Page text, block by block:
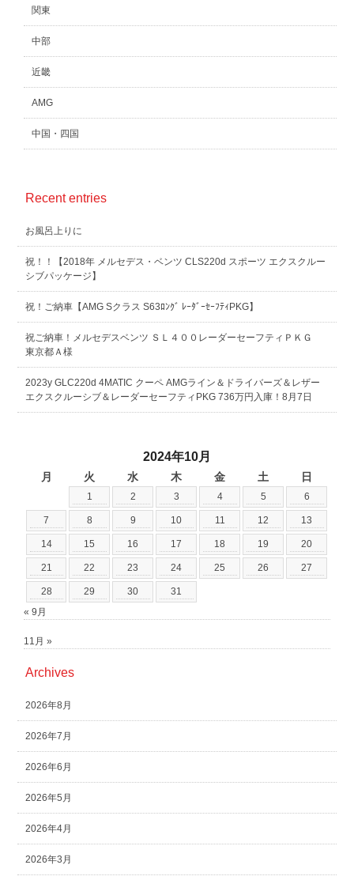
関東
中部
近畿
AMG
中国・四国
Recent entries
お風呂上りに
祝！！【2018年 メルセデス・ベンツ CLS220d スポーツ エクスクルー
シブパッケージ】
祝！ご納車【AMG Sクラス S63ﾛﾝｸﾞ ﾚｰﾀﾞｰｾｰﾌﾃｨPKG】
祝ご納車！メルセデスベンツ ＳＬ４００レーダーセーフティＰＫＧ
東京都Ａ様
2023y GLC220d 4MATIC クーペ AMGライン＆ドライバーズ＆レザー
エクスクルーシブ＆レーダーセーフティPKG 736万円入庫！8月7日
2024年10月
月 火 水 木 金 土 日
1 2 3 4 5 6
7 8 9 10 11 12 13
14 15 16 17 18 19 20
21 22 23 24 25 26 27
28 29 30
31
« 9月
11月 »
Archives
2026年8月
2026年7月
2026年6月
2026年5月
2026年4月
2026年3月